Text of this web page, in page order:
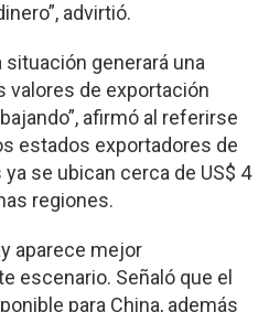
advirtió.
generará una
valores de exportación
afirmó al referirse
estados exportadores de
se ubican cerca de US$ 4
regiones.
aparece mejor
escenario. Señaló que el
para China, además